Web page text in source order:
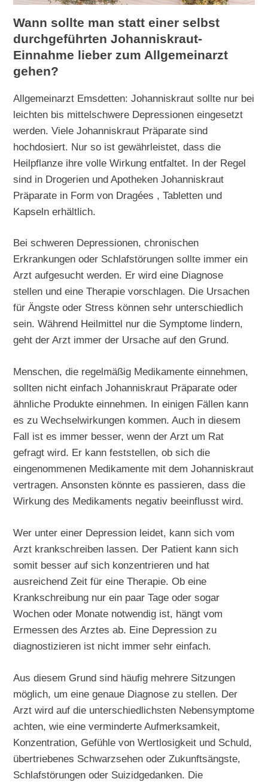
Wann sollte man statt einer selbst
durchgeführten Johanniskraut-
Einnahme lieber zum Allgemeinarzt
gehen?
Allgemeinarzt Emsdetten: Johanniskraut sollte nur bei
leichten bis mittelschwere Depressionen eingesetzt
werden. Viele Johanniskraut Präparate sind
hochdosiert. Nur so ist gewährleistet, dass die
Heilpflanze ihre volle Wirkung entfaltet. In der Regel
sind in Drogerien und Apotheken Johanniskraut
Präparate in Form von Dragées , Tabletten und
Kapseln erhältlich.
Bei schweren Depressionen, chronischen
Erkrankungen oder Schlafstörungen sollte immer ein
Arzt aufgesucht werden. Er wird eine Diagnose
stellen und eine Therapie vorschlagen. Die Ursachen
für Ängste oder Stress können sehr unterschiedlich
sein. Während Heilmittel nur die Symptome lindern,
geht der Arzt immer der Ursache auf den Grund.
Menschen, die regelmäßig Medikamente einnehmen,
sollten nicht einfach Johanniskraut Präparate oder
ähnliche Produkte einnehmen. In einigen Fällen kann
es zu Wechselwirkungen kommen. Auch in diesem
Fall ist es immer besser, wenn der Arzt um Rat
gefragt wird. Er kann feststellen, ob sich die
eingenommenen Medikamente mit dem Johanniskraut
vertragen. Ansonsten könnte es passieren, dass die
Wirkung des Medikaments negativ beeinflusst wird.
Wer unter einer Depression leidet, kann sich vom
Arzt krankschreiben lassen. Der Patient kann sich
somit besser auf sich konzentrieren und hat
ausreichend Zeit für eine Therapie. Ob eine
Krankschreibung nur ein paar Tage oder sogar
Wochen oder Monate notwendig ist, hängt vom
Ermessen des Arztes ab. Eine Depression zu
diagnostizieren ist nicht immer sehr einfach.
Aus diesem Grund sind häufig mehrere Sitzungen
möglich, um eine genaue Diagnose zu stellen. Der
Arzt wird auf die unterschiedlichsten Nebensymptome
achten, wie eine verminderte Aufmerksamkeit,
Konzentration, Gefühle von Wertlosigkeit und Schuld,
übertriebenes Schwarzsehen oder Zukunftsängste,
Schlafstörungen oder Suizidgedanken. Die